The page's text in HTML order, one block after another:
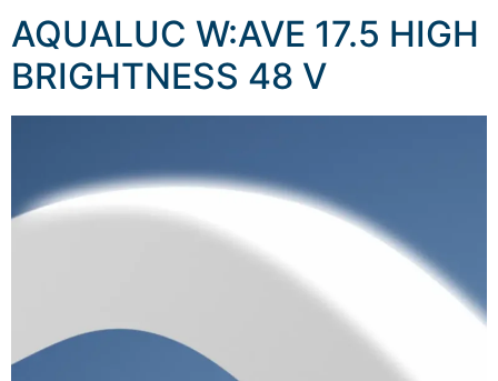
AQUALUC W:AVE 17.5 HIGH
BRIGHTNESS 48 V